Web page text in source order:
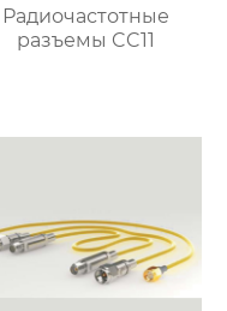
Радиочастотные
разъемы CC11